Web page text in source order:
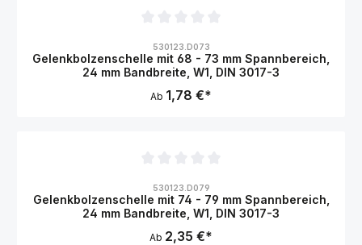
530123.D073
Gelenkbolzenschelle mit 68 - 73 mm Spannbereich,
24 mm Bandbreite, W1, DIN 3017-3
Ab 1,78 €*
530123.D079
Gelenkbolzenschelle mit 74 - 79 mm Spannbereich,
24 mm Bandbreite, W1, DIN 3017-3
Ab 2,35 €*